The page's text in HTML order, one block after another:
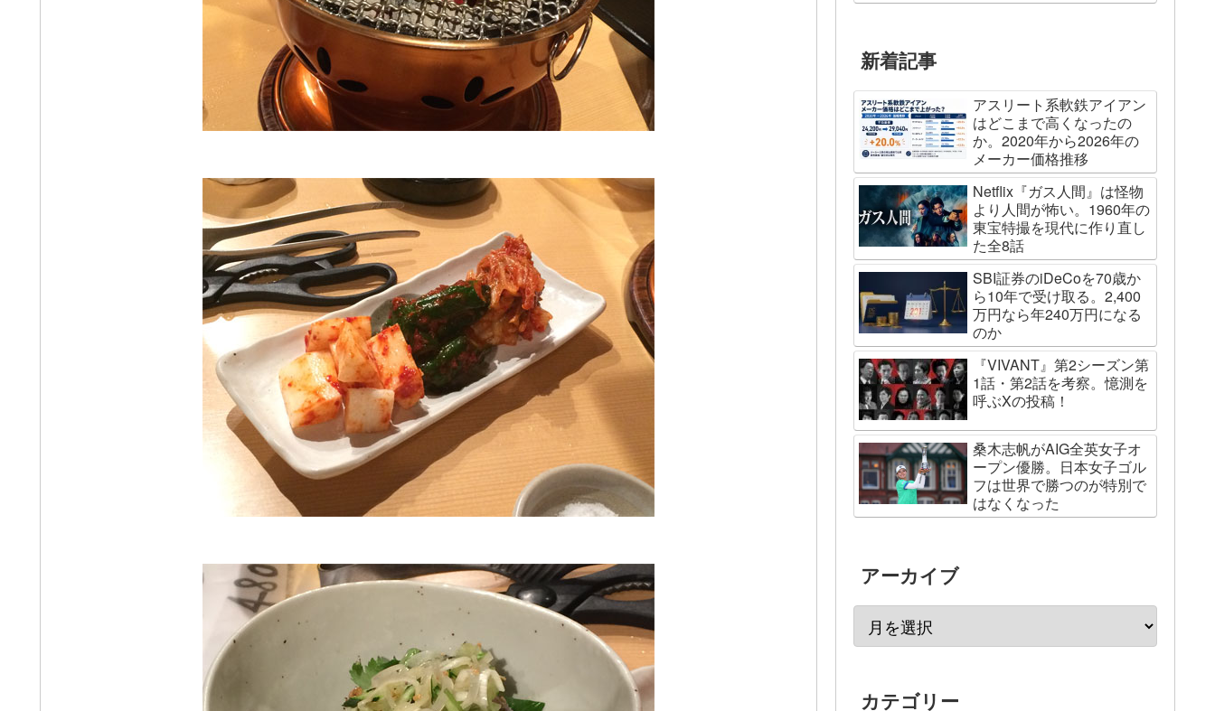
新着記事
アスリート系軟鉄アイアン
はどこまで高くなったの
か。2020年から2026年の
メーカー価格推移
Netflix『ガス人間』は怪物
より人間が怖い。1960年の
東宝特撮を現代に作り直し
た全8話
SBI証券のiDeCoを70歳か
ら10年で受け取る。2,400
万円なら年240万円になる
のか
『VIVANT』第2シーズン第
1話・第2話を考察。憶測を
呼ぶXの投稿！
桑木志帆がAIG全英女子オ
ープン優勝。日本女子ゴル
フは世界で勝つのが特別で
はなくなった
アーカイブ
カテゴリー